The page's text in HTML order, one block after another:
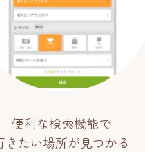
便利な検索機能で
きたい場所が見つかる